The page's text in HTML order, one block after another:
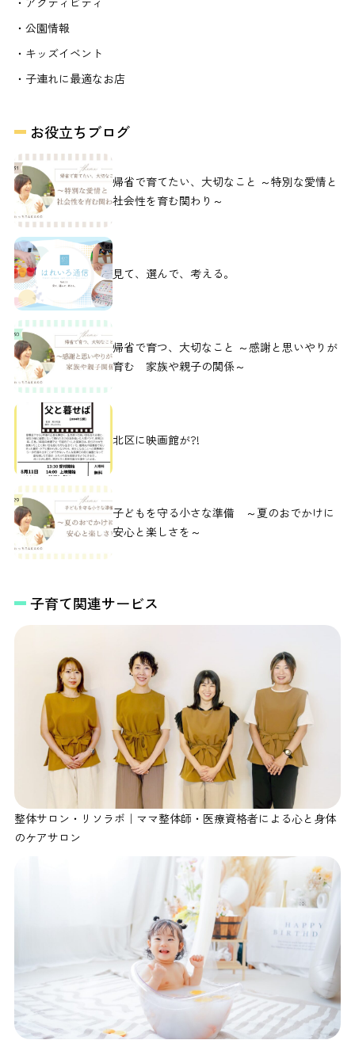
・公園情報
・キッズイベント
・子連れに最適なお店
お役立ちブログ
帰省で育てたい、大切なこと ～特別な愛情と
社会性を育む関わり～
見て、選んで、考える。
帰省で育つ、大切なこと ～感謝と思いやりが
育む 家族や親子の関係～
北区に映画館が?!
子どもを守る小さな準備 ～夏のおでかけに
安心と楽しさを～
子育て関連サービス
整体サロン・リソラボ｜ママ整体師・医療資格者による心と身体
のケアサロン